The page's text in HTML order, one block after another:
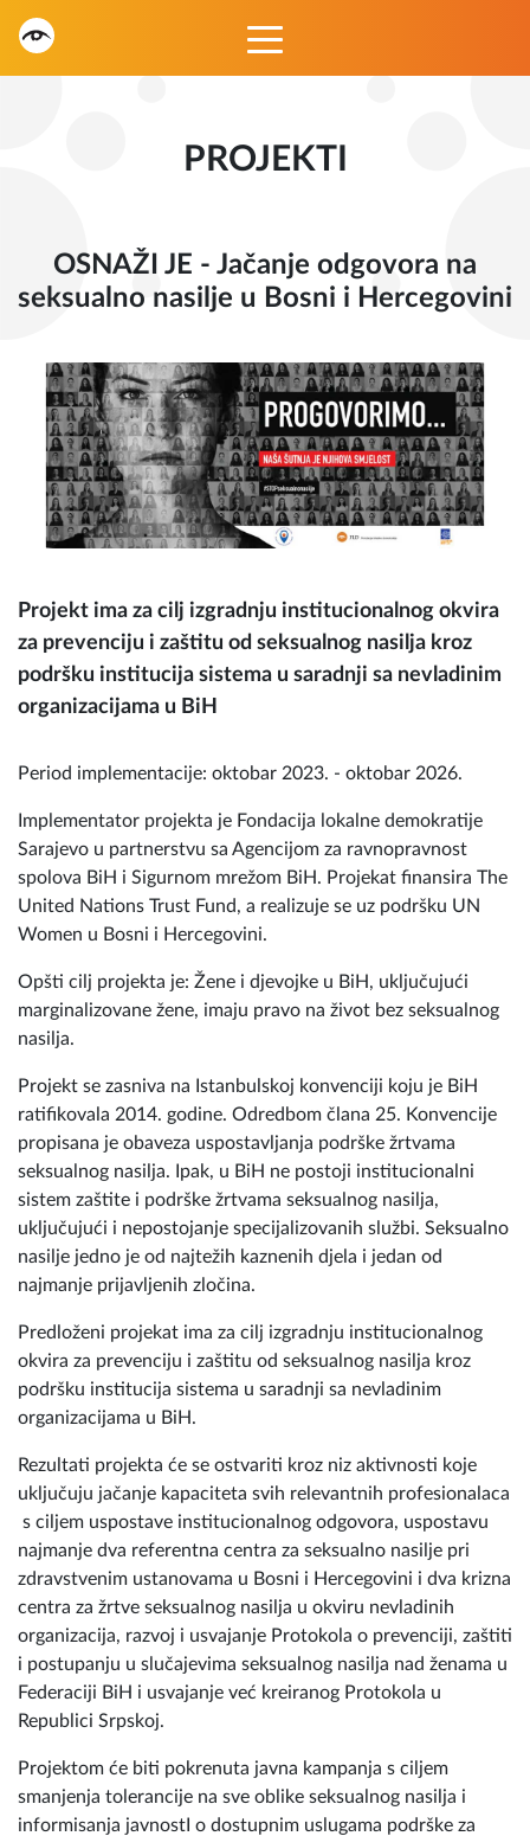
PROJEKTI
OSNAŽI JE - Jačanje odgovora na
seksualno nasilje u Bosni i Hercegovini
Projekt ima za cilj izgradnju institucionalnog okvira
za prevenciju i zaštitu od seksualnog nasilja kroz
podršku institucija sistema u saradnji sa nevladinim
organizacijama u BiH
Period implementacije: oktobar 2023. - oktobar 2026.
Implementator projekta je Fondacija lokalne demokratije
Sarajevo u partnerstvu sa Agencijom za ravnopravnost
spolova BiH i Sigurnom mrežom BiH. Projekat finansira The
United Nations Trust Fund, a realizuje se uz podršku UN
Women u Bosni i Hercegovini.
Opšti cilj projekta je: Žene i djevojke u BiH, uključujući
marginalizovane žene, imaju pravo na život bez seksualnog
nasilja.
Projekt se zasniva na Istanbulskoj konvenciji koju je BiH
ratifikovala 2014. godine. Odredbom člana 25. Konvencije
propisana je obaveza uspostavljanja podrške žrtvama
seksualnog nasilja. Ipak, u BiH ne postoji institucionalni
sistem zaštite i podrške žrtvama seksualnog nasilja,
uključujući i nepostojanje specijalizovanih službi. Seksualno
nasilje jedno je od najtežih kaznenih djela i jedan od
najmanje prijavljenih zločina.
Predloženi projekat ima za cilj izgradnju institucionalnog
okvira za prevenciju i zaštitu od seksualnog nasilja kroz
podršku institucija sistema u saradnji sa nevladinim
organizacijama u BiH.
Rezultati projekta će se ostvariti kroz niz aktivnosti koje
uključuju jačanje kapaciteta svih relevantnih profesionalaca
s ciljem uspostave institucionalnog odgovora, uspostavu
najmanje dva referentna centra za seksualno nasilje pri
zdravstvenim ustanovama u Bosni i Hercegovini i dva krizna
centra za žrtve seksualnog nasilja u okviru nevladinih
organizacija, razvoj i usvajanje Protokola o prevenciji, zaštiti
i postupanju u slučajevima seksualnog nasilja nad ženama u
Federaciji BiH i usvajanje već kreiranog Protokola u
Republici Srpskoj.
Projektom će biti pokrenuta javna kampanja s ciljem
smanjenja tolerancije na sve oblike seksualnog nasilja i
informisanja javnostI o dostupnim uslugama podrške za